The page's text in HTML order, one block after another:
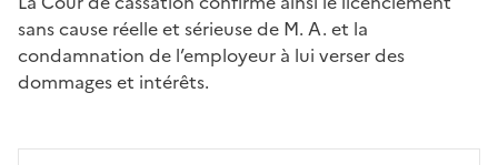
sans cause réelle et sérieuse de M. A. et la
condamnation de l’employeur à lui verser des
dommages et intérêts.